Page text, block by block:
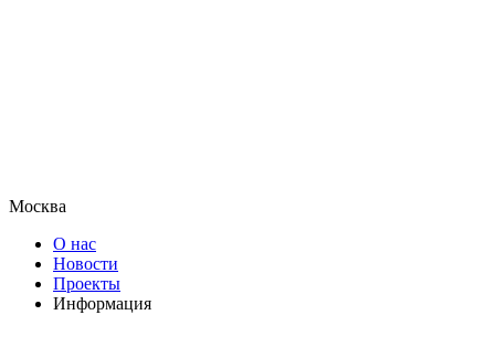
Москва
О нас
Новости
Проекты
Информация